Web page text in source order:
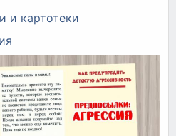
и картотеки